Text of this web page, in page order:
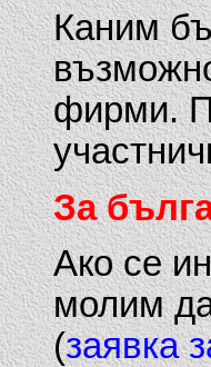
Каним
фирми.
За
Ако се
молим
(заявка